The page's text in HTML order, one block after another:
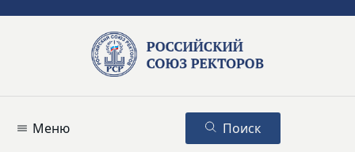
Меню Поиск